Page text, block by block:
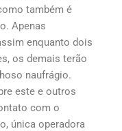
também é
Apenas
enquanto dois
os demais terão
naufrágio.
este e outros
com o
única operadora